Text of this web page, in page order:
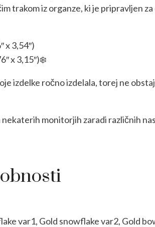
trakom iz organze, ki je pripravljen
x 3,54″)
x 3,15″)❄️
izdelke ročno izdelala, torej ne
nekaterih monitorjih zaradi različnih
var1, Gold snowflake var2, Gold